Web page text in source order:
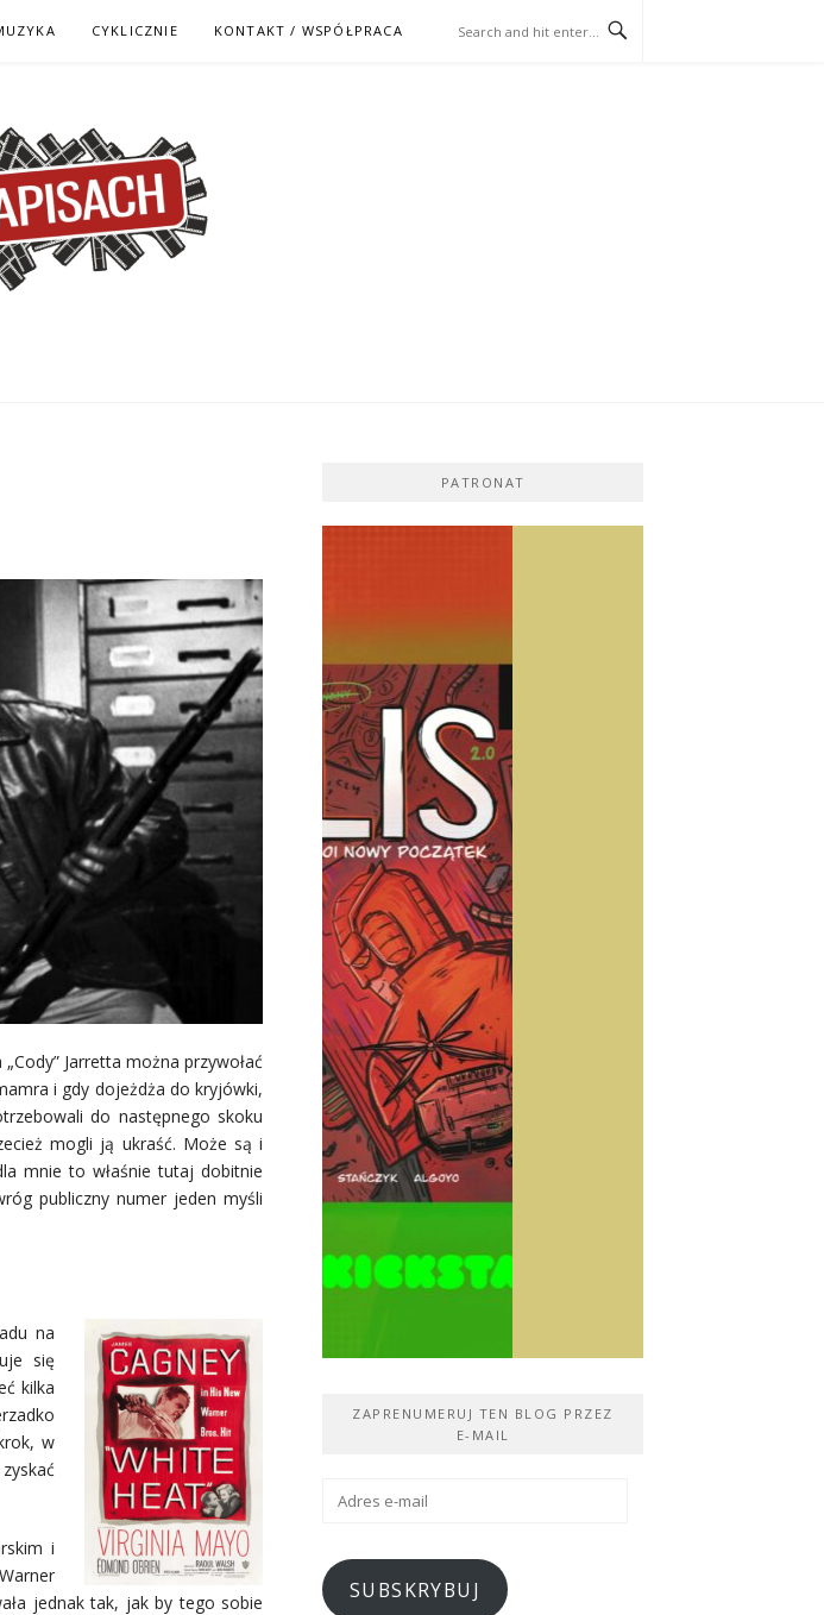
CYKLICZNIE KONTAKT / WSPÓŁPRACA
Jarretta można przywołać
i gdy dojeżdża do kryjówki,
do następnego skoku
mogli ją ukraść. Może są i
mnie to właśnie tutaj dobitnie
publiczny numer jeden myśli
na
się
kilka
w
i
jednak tak, jak by tego sobie
PATRONAT
ZAPRENUMERUJ TEN BLOG PRZEZ
E-MAIL
Adres
SUBSKRYBUJ